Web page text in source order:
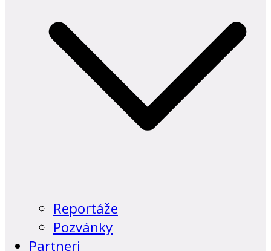
Reportáže
Pozvánky
Partneri